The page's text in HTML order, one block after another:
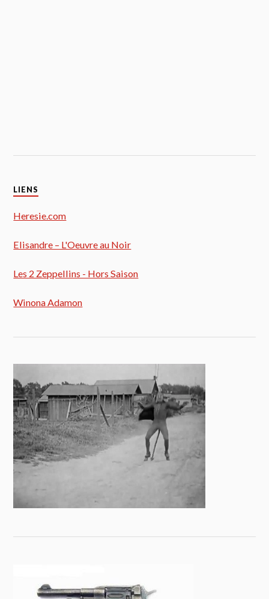
LIENS
Heresie.com
Elisandre – L'Oeuvre au Noir
Les 2 Zeppellins - Hors Saison
Winona Adamon